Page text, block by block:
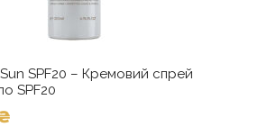
SPF20 – Кремовий спрей
SPF20